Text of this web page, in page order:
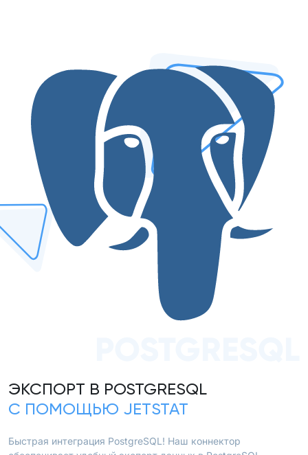
ЭКСПОРТ В POSTGRESQL
С ПОМОЩЬЮ JETSTAT
Быстрая интеграция PostgreSQL! Наш коннектор